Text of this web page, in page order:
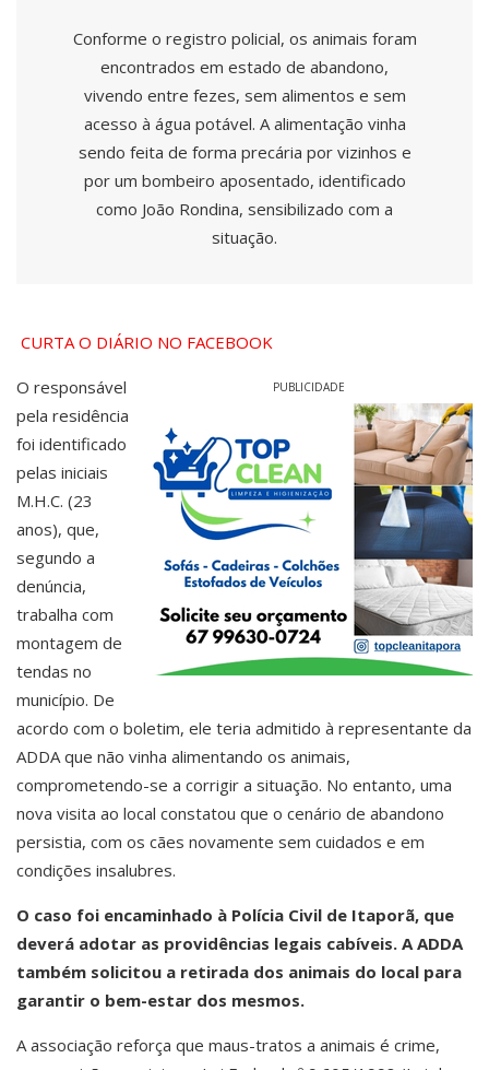
Conforme o registro policial, os animais foram
encontrados em estado de abandono,
vivendo entre fezes, sem alimentos e sem
acesso à água potável. A alimentação vinha
sendo feita de forma precária por vizinhos e
por um bombeiro aposentado, identificado
como João Rondina, sensibilizado com a
situação.
CURTA O DIÁRIO NO FACEBOOK
PUBLICIDADE
O responsável
pela residência
foi identificado
pelas iniciais
M.H.C. (23
anos), que,
segundo a
denúncia,
trabalha com
montagem de
tendas no
município. De
acordo com o boletim, ele teria admitido à representante da
ADDA que não vinha alimentando os animais,
comprometendo-se a corrigir a situação. No entanto, uma
nova visita ao local constatou que o cenário de abandono
persistia, com os cães novamente sem cuidados e em
condições insalubres.
O caso foi encaminhado à Polícia Civil de Itaporã, que
deverá adotar as providências legais cabíveis. A ADDA
também solicitou a retirada dos animais do local para
garantir o bem-estar dos mesmos.
A associação reforça que maus-tratos a animais é crime,